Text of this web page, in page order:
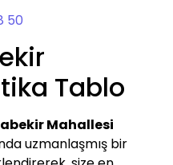
50
Tablo
Mahallesi
uzmanlaşmış bir